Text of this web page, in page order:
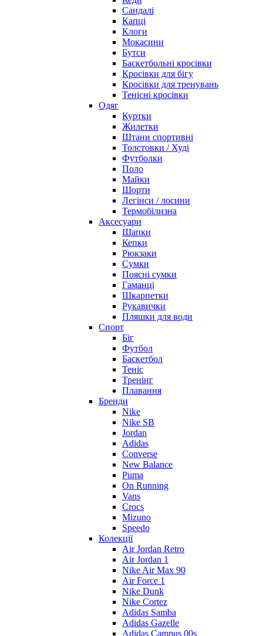
Сандалі
Капці
Клоги
Мокасини
Бутси
Баскетбольні кросівки
Кросівки для бігу
Кросівки для тренувань
Тенісні кросівки
Одяг
Куртки
Жилетки
Штани спортивні
Толстовки / Худі
Футболки
Поло
Майки
Шорти
Легінси / лосини
Термобілизна
Аксесуари
Шапки
Кепки
Рюкзаки
Сумки
Поясні сумки
Гаманці
Шкарпетки
Рукавички
Пляшки для води
Спорт
Біг
Футбол
Баскетбол
Теніс
Тренінг
Плавання
Бренди
Nike
Nike SB
Jordan
Adidas
Converse
New Balance
Puma
On Running
Vans
Crocs
Mizuno
Speedo
Колекції
Air Jordan Retro
Air Jordan 1
Nike Air Max 90
Air Force 1
Nike Dunk
Nike Cortez
Adidas Samba
Adidas Gazelle
Adidas Campus 00s